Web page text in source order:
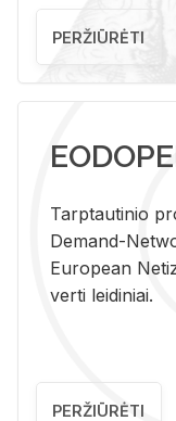
PERŽIŪRĖTI
Tarp­tau­ti­nio
De­mand-
Eu­ro­pe­an
ver­ti lei­di­niai.
PERŽIŪRĖTI